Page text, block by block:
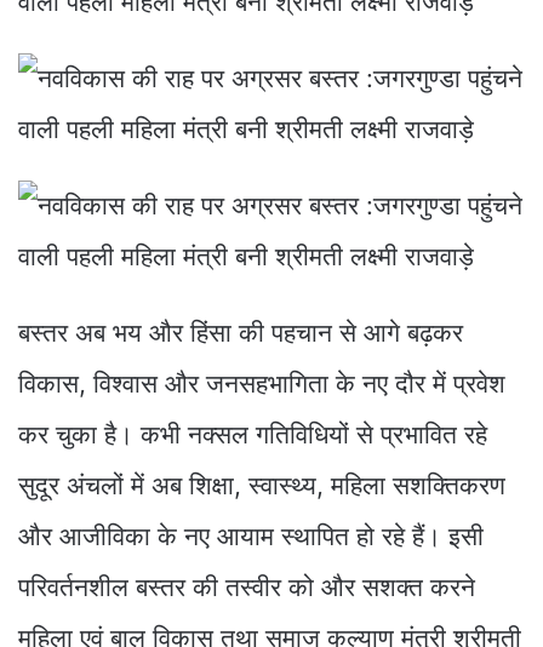
बस्तर अब भय और हिंसा की पहचान से आगे बढ़कर
विकास, विश्वास और जनसहभागिता के नए दौर में प्रवेश
कर चुका है। कभी नक्सल गतिविधियों से प्रभावित रहे
सुदूर अंचलों में अब शिक्षा, स्वास्थ्य, महिला सशक्तिकरण
और आजीविका के नए आयाम स्थापित हो रहे हैं। इसी
परिवर्तनशील बस्तर की तस्वीर को और सशक्त करने
महिला एवं बाल विकास तथा समाज कल्याण मंत्री श्रीमती